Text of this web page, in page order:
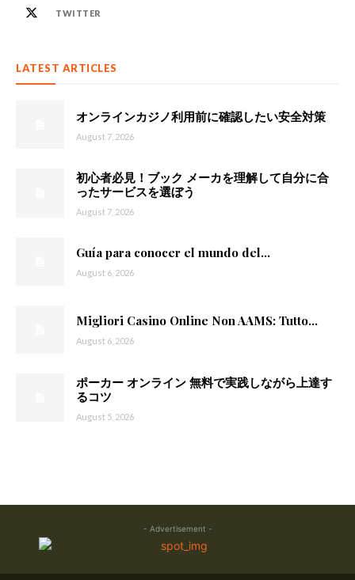
TWITTER
LATEST ARTICLES
オンラインカジノ利用前に確認したい安全対策
August 7, 2026
初心者必見！ブック メーカを理解して自分に合
ったサービスを選ぼう
August 7, 2026
Guía para conocer el mundo del...
August 6, 2026
Migliori Casino Online Non AAMS: Tutto...
August 6, 2026
ポーカー オンライン 無料で実践しながら上達す
るコツ
August 5, 2026
- Advertisement -